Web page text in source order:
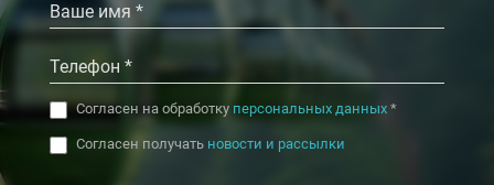
Согласен на обработку персональных данных*
Согласен получать новости и рассылки